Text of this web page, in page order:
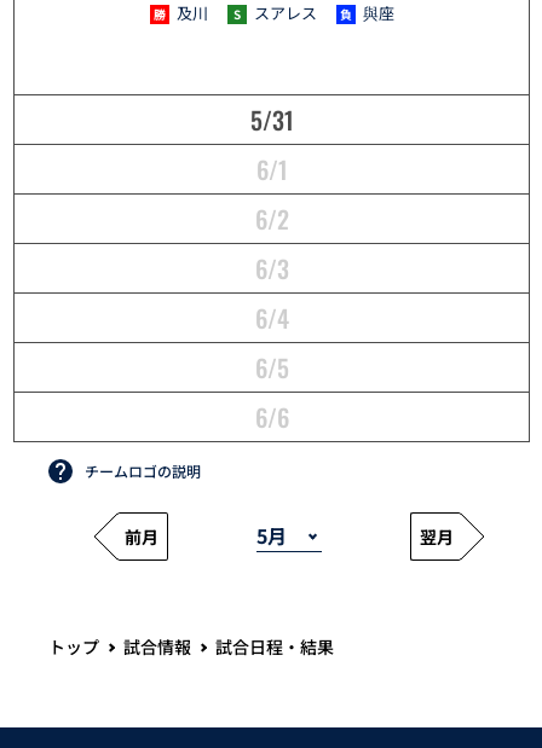
及川 スアレス 與座
5/31
6/1
6/2
6/3
6/4
6/5
6/6
チームロゴの説明
前月 翌月
トップ 試合情報 試合日程・結果